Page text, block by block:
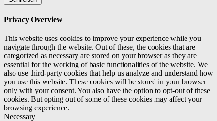
Privacy Overview
This website uses cookies to improve your experience while you
navigate through the website. Out of these, the cookies that are
categorized as necessary are stored on your browser as they are
essential for the working of basic functionalities of the website. We
also use third-party cookies that help us analyze and understand how
you use this website. These cookies will be stored in your browser
only with your consent. You also have the option to opt-out of these
cookies. But opting out of some of these cookies may affect your
browsing experience.
Necessary